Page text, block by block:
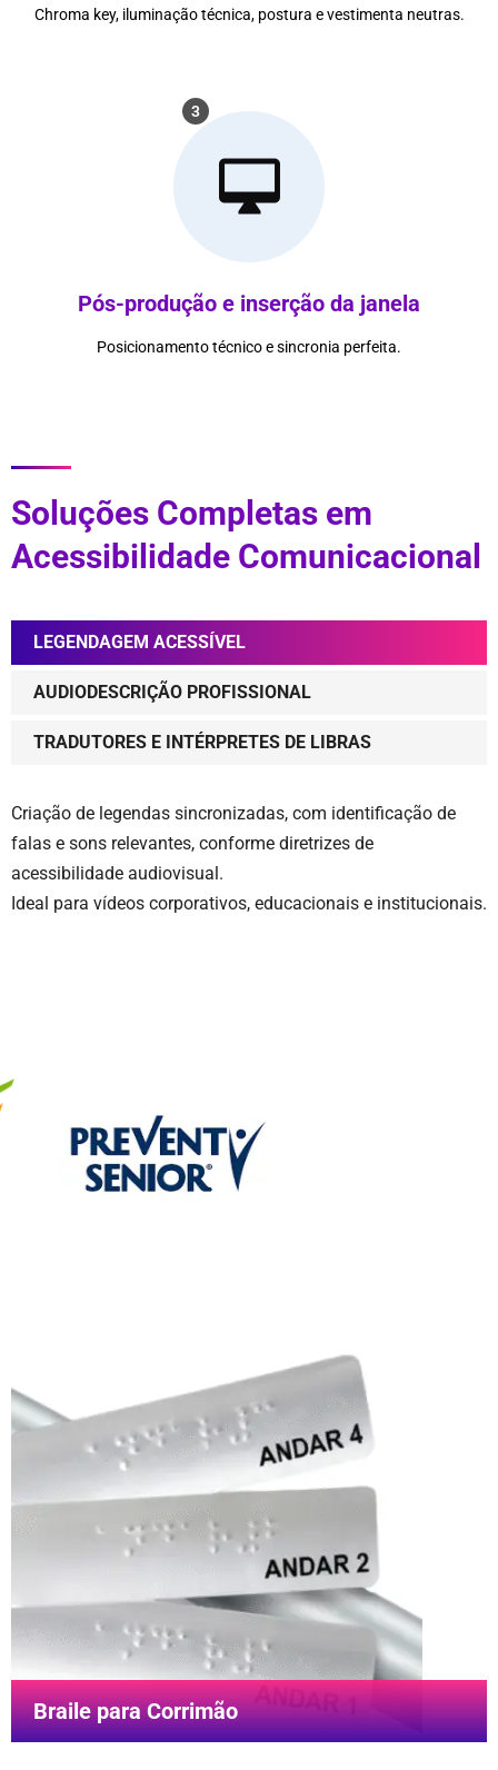
Chroma key, iluminação técnica, postura e vestimenta neutras.
3
Pós-produção e inserção da janela
Posicionamento técnico e sincronia perfeita.
Soluções Completas em
Acessibilidade Comunicacional
LEGENDAGEM ACESSÍVEL
AUDIODESCRIÇÃO PROFISSIONAL
TRADUTORES E INTÉRPRETES DE LIBRAS
Criação de legendas sincronizadas, com identificação de
falas e sons relevantes, conforme diretrizes de
acessibilidade audiovisual.
Ideal para vídeos corporativos, educacionais e institucionais.
Braile para Corrimão